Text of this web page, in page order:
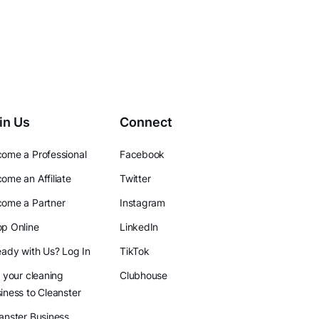
Us
a Professional
an Affiliate
a Partner
Online
with Us? Log In
your cleaning
to Cleanster
Business
Connect
Facebook
Twitter
Instagram
LinkedIn
TikTok
Clubhouse